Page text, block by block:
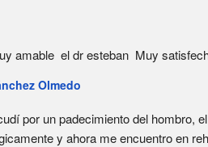
amable  el dr esteban  Muy
Olmedo
por un padecimiento del hombro,
y ahora me encuentro en